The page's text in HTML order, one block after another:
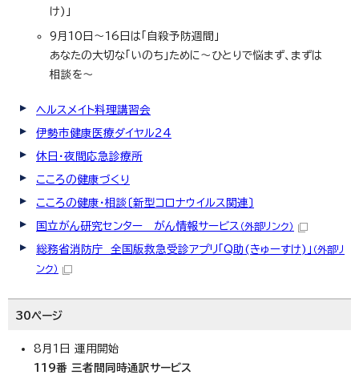
け)」
9月10日～16日は「自殺予防週間」
あなたの大切な「いのち」ために～ひとりで悩まず、まずは
相談を～
ヘルスメイト料理講習会
伊勢市健康医療ダイヤル24
休日・夜間応急診療所
こころの健康づくり
こころの健康・相談〔新型コロナウイルス関連〕
国立がん研究センター がん情報サービス （外部リンク）
総務省消防庁 全国版救急受診アプリ「Q助(きゅーすけ)」 （外部リ
ンク）
30ページ
8月1日 運用開始
119番 三者間同時通訳サービス